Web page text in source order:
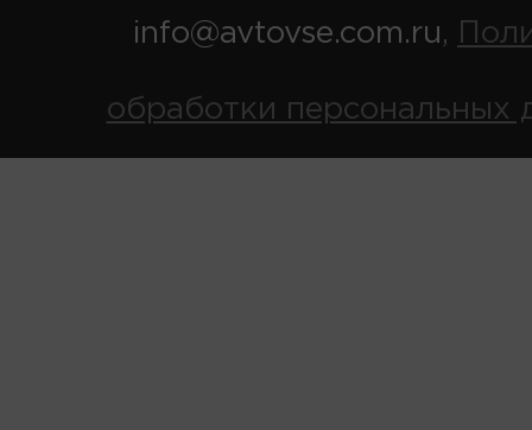
info@avtovse.com.ru,
обработки персональных